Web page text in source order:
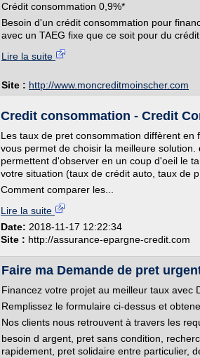
Crédit consommation 0,9%*
Besoin d'un crédit consommation pour
avec un TAEG fixe que ce soit pour du
Lire la suite
Site : http://www.moncreditmoinscher.com
Credit consommation - Credit
Les taux de pret consommation diffèrent
vous permet de choisir la meilleure
permettent d'observer en un coup d'oeil le
votre situation (taux de crédit auto, taux de
Comment comparer les...
Lire la suite
Date: 2018-11-17 12:22:34
Site : http://assurance-epargne-credit.com
Faire ma Demande de pret
Financez votre projet au meilleur taux avec
Remplissez le formulaire ci-dessus et
Nos clients nous retrouvent à travers les
besoin d argent, pret sans condition,
rapidement, pret solidaire entre particulier,